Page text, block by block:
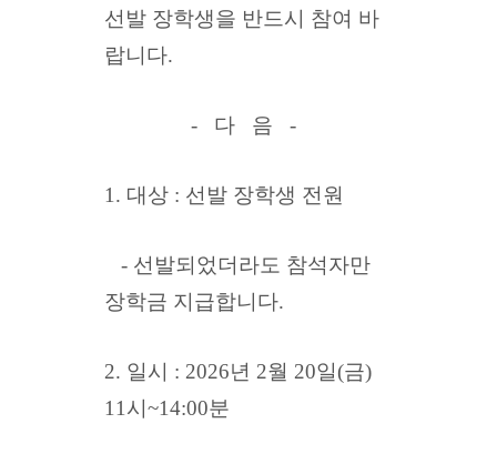
선발 장학생을 반드시 참여 바
랍니다.
- 다 음 -
1. 대상 : 선발 장학생 전원
- 선발되었더라도 참석자만
장학금 지급합니다.
2. 일시 : 2026년 2월 20일(금)
11시~14:00분